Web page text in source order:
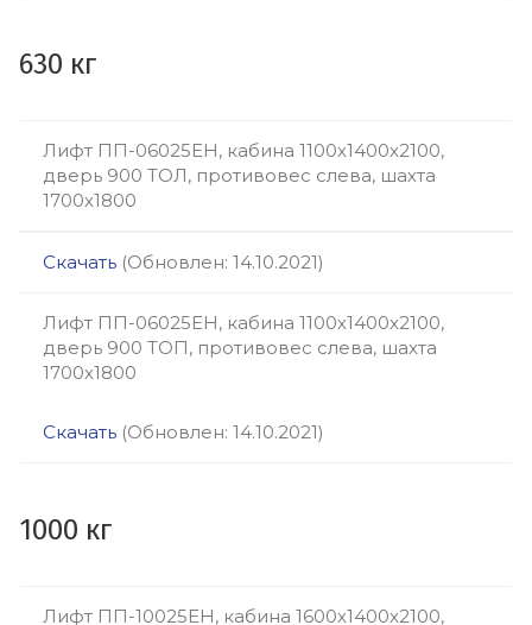
630 кг
Лифт ПП-06025ЕН, кабина 1100х1400х2100,
дверь 900 ТОЛ, противовес слева, шахта
1700х1800
Скачать (Обновлен: 14.10.2021)
Лифт ПП-06025ЕН, кабина 1100х1400х2100,
дверь 900 ТОП, противовес слева, шахта
1700х1800
Скачать (Обновлен: 14.10.2021)
1000 кг
Лифт ПП-10025ЕН, кабина 1600х1400х2100,